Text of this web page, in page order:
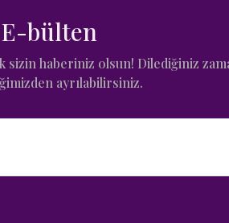
E-bülten
sizin haberiniz olsun! Dilediğiniz
ayrılabilirsiniz.